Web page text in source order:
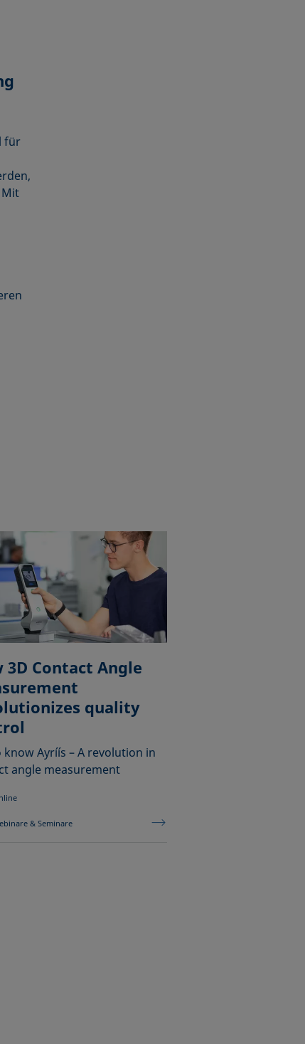
für
3D Contact Angle
quality
know Ayríís – A revolution in
angle measurement
& Seminare